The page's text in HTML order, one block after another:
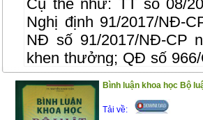
Cụ thể như: TT số 08/
Nghị định 91/2017/NĐ-
NĐ số 91/2017/NĐ-CP
khen thưởng; QĐ số
chế khen thưởng đột
quan và thưởng tiền hỗ
trong công tác đấu tranh
Bình luận khoa học Bộ
Tải về: